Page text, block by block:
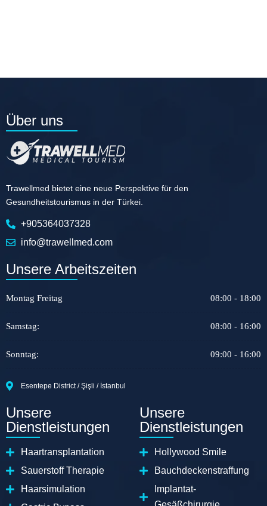
Über uns
Trawellmed bietet eine neue Perspektive für den
Gesundheitstourismus in der Türkei.
+905364037328
info@trawellmed.com
Unsere Arbeitszeiten
Montag Freitag 08:00 - 18:00
Samstag: 08:00 - 16:00
Sonntag: 09:00 - 16:00
Esentepe District / Şişli / İstanbul
Unsere
Dienstleistungen
Haartransplantation
Sauerstoff Therapie
Haarsimulation
Unsere
Dienstleistungen
Hollywood Smile
Bauchdeckenstraffung
Implantat-